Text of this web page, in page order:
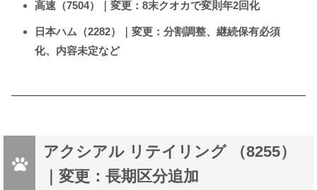
高速（7504）｜変更：8末クオカで変則年2回化
日本ハム（2282）｜変更：分割調整、継続保有必須
化、内容未定など
アクシアル リテイリング （8255）
｜変更：長期区分追加